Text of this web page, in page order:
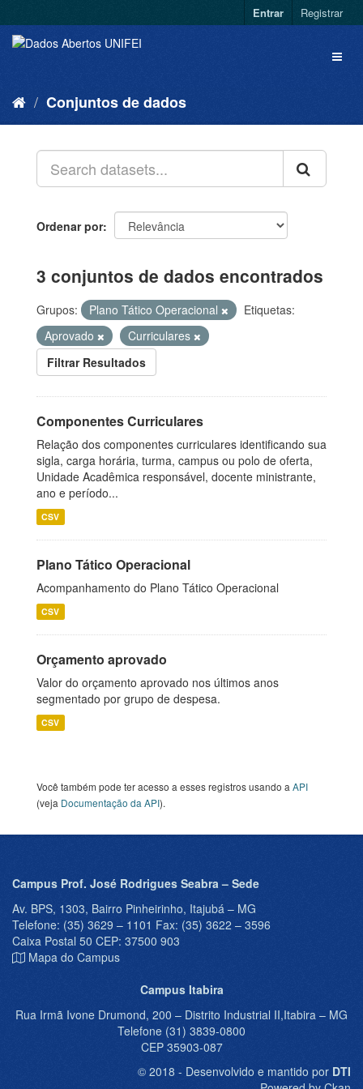
Entrar Registrar
Conjuntos de dados
Ordenar por
3 conjuntos de dados encontrados
Grupos: Plano Tático Operacional
Etiquetas:
Aprovado
Curriculares
Filtrar Resultados
Componentes Curriculares
Relação dos componentes curriculares identificando sua
sigla, carga horária, turma, campus ou polo de oferta,
Unidade Acadêmica responsável, docente ministrante,
ano e período...
CSV
Plano Tático Operacional
Acompanhamento do Plano Tático Operacional
CSV
Orçamento aprovado
Valor do orçamento aprovado nos últimos anos
segmentado por grupo de despesa.
CSV
Você também pode ter acesso a esses registros usando a API
(veja Documentação da API).
Campus Prof. José Rodrigues Seabra – Sede
Av. BPS, 1303, Bairro Pinheirinho, Itajubá – MG
Telefone: (35) 3629 – 1101 Fax: (35) 3622 – 3596
Caixa Postal 50 CEP: 37500 903
Mapa do Campus
Campus Itabira
Rua Irmã Ivone Drumond, 200 – Distrito Industrial II,Itabira – MG
Telefone (31) 3839-0800
CEP 35903-087
© 2018 - Desenvolvido e mantido por DTI